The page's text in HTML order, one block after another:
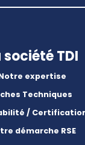
société TDI
expertise
Techniques
/
démarche RSE